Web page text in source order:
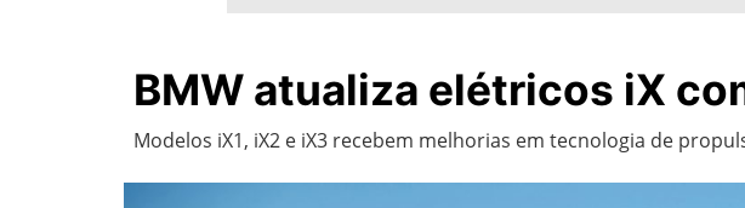
BMW atualiza elétricos iX
Modelos iX1, iX2 e iX3 recebem melhorias em tecnologia de